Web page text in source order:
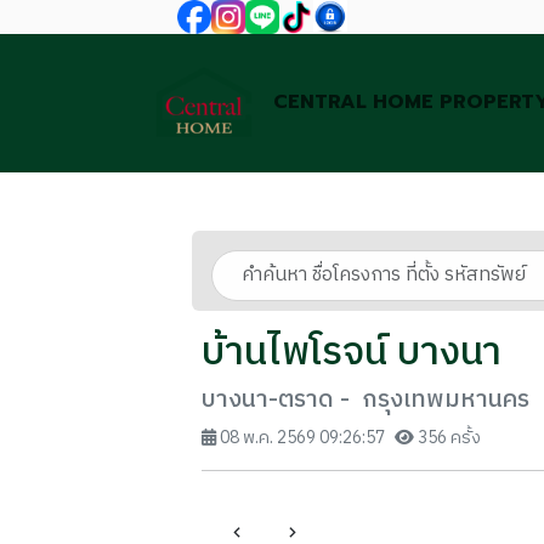
CENTRAL HOME
บ้านไพโรจน์ บางนา
บางนา-ตราด - กรุงเทพมหานคร
08 พ.ค. 2569 09:26:57 356 ครั้ง